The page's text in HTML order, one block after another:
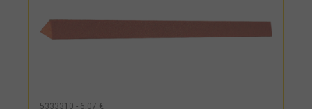
5333310 - 6,07 €